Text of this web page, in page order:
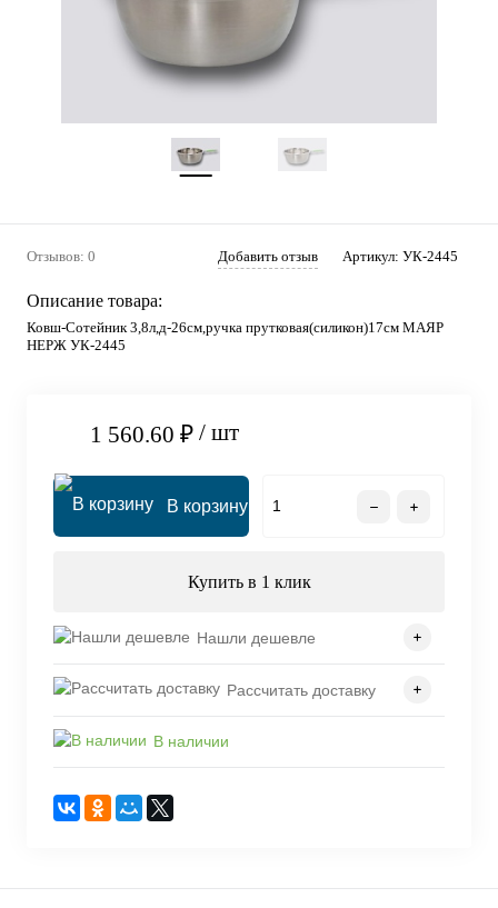
Отзывов: 0 Добавить отзыв Артикул: УК-2445
Описание товара:
Ковш-Сотейник 3,8л,д-26см,ручка прутковая(силикон)17см МАЯР
НЕРЖ УК-2445
1 560.60 ₽ / шт
В корзину
Купить в 1 клик
Нашли дешевле
Рассчитать доставку
В наличии